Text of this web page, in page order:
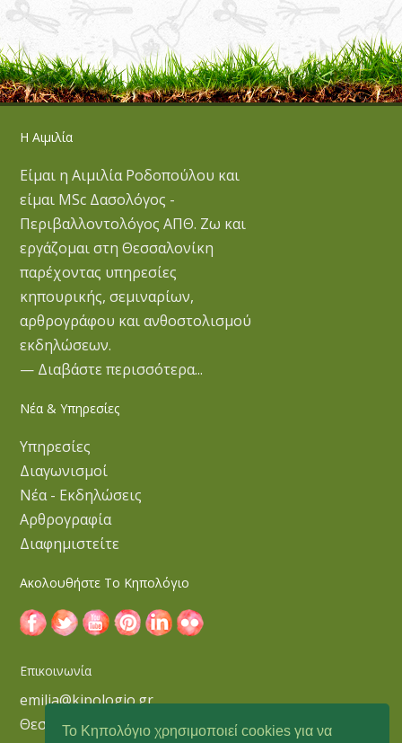
Το Κηπολόγιο χρησιμοποιεί cookies για να
Η Αιμιλία
Είμαι η Αιμιλία Ροδοπούλου και
είμαι MSc Δασολόγος -
Περιβαλλοντολόγος ΑΠΘ. Ζω και
εργάζομαι στη Θεσσαλονίκη
παρέχοντας υπηρεσίες
κηπουρικής, σεμιναρίων,
αρθρογράφου και ανθοστολισμού
εκδηλώσεων.
— Διαβάστε περισσότερα...
Νέα & Υπηρεσίες
Υπηρεσίες
Διαγωνισμοί
Νέα - Εκδηλώσεις
Αρθρογραφία
Διαφημιστείτε
Ακολουθήστε Το Κηπολόγιο
Επικοινωνία
emilia@kipologio.gr
Θεσσαλονίκη